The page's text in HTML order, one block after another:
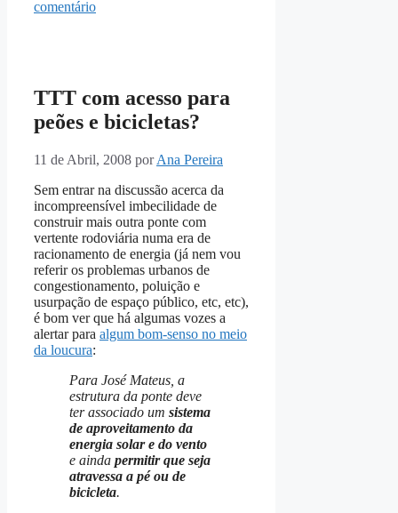
comentário
TTT com acesso para
peões e bicicletas?
11 de Abril, 2008 porAna Pereira
Sem entrar na discussão acerca da
incompreensível imbecilidade de
construir mais outra ponte com
vertente rodoviária numa era de
racionamento de energia (já nem vou
referir os problemas urbanos de
congestionamento, poluição e
usurpação de espaço público, etc, etc),
é bom ver que há algumas vozes a
alertar para algum bom-senso no meio
da loucura:
Para José Mateus, a
estrutura da ponte deve
ter associado um sistema
de aproveitamento da
energia solar e do vento
e ainda permitir que seja
atravessa a pé ou de
bicicleta.